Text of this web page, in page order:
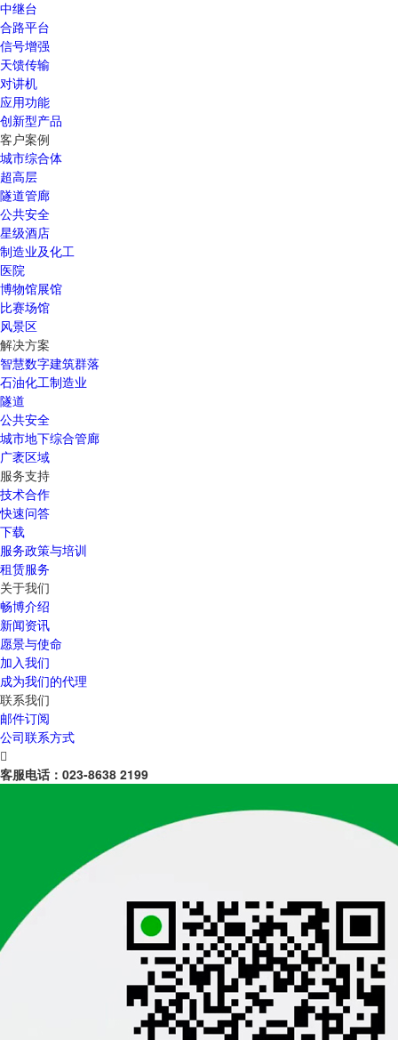
中继台
合路平台
信号增强
天馈传输
对讲机
应用功能
创新型产品
客户案例
城市综合体
超高层
隧道管廊
公共安全
星级酒店
制造业及化工
医院
博物馆展馆
比赛场馆
风景区
解决方案
智慧数字建筑群落
石油化工制造业
隧道
公共安全
城市地下综合管廊
广袤区域
服务支持
技术合作
快速问答
下载
服务政策与培训
租赁服务
关于我们
畅博介绍
新闻资讯
愿景与使命
加入我们
成为我们的代理
联系我们
邮件订阅
公司联系方式

客服电话： 023-8638 2199